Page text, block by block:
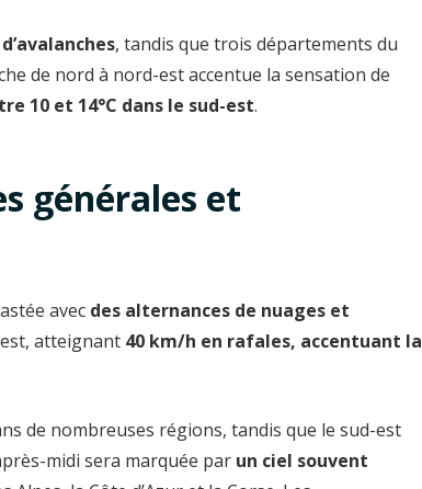
, tandis que trois départements du
de nord à nord-est accentue la sensation de
10 et 14°C dans le sud-est.
générales et
avec des alternances de nuages et
atteignant 40 km/h en rafales, accentuant la
de nombreuses régions, tandis que le sud-est
midi sera marquée par un ciel souvent